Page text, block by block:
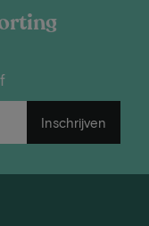
Inschrijven